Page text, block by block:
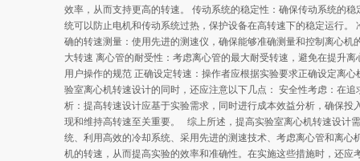
效率，从而支持更高的转速。 传动系统的稳定性：确保传动系统的
统可以防止电机和传动系统过热，保护设备在高转速下的稳定运行
确的转速测量：使用先进的测速仪，确保能够准确测量和控制离心
大转速 离心管的耐受性：考虑离心管的最大耐受转速，避免在提升
用户操作的规范 正确设定转速：操作者应根据实验要求正确设定离
验室离心机转速设计的同时，还应注意以下几点： 安全性考虑：在
析：提高转速设计应基于实验需求，同时进行成本效益分析，确保
现和维持高转速至关重要。 综上所述，提高实验室离心机转速设计
统、利用高效的冷却系统、采用先进的测速技术、考虑离心管和离
机的转速，从而提高实验的效率和准确性。在实施这些措施时，还